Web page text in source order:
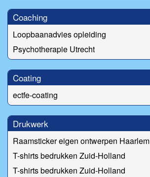
Coaching
Loopbaanadvies opleiding
Psychotherapie Utrecht
Coating
ectfe-coating
Drukwerk
Raamsticker eigen ontwerpen Haarlem
T-shirts bedrukken Zuid-Holland
T-shirts bedrukken Zuid-Holland